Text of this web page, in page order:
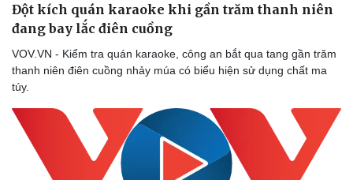
Đột kích quán karaoke khi gần trăm thanh niên
đang bay lắc điên cuồng
VOV.VN - Kiểm tra quán karaoke, công an bắt qua tang gần trăm
thanh niên điên cuồng nhảy múa có biểu hiện sử dụng chất ma
túy.